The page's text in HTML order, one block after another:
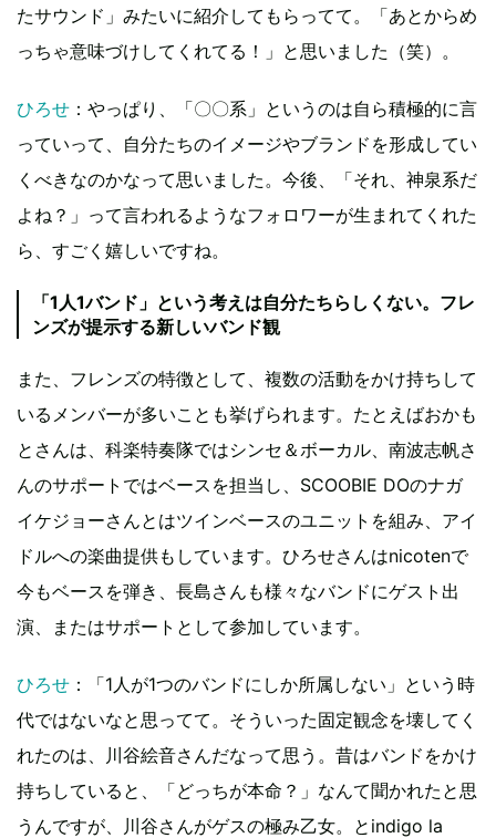
たサウンド」みたいに紹介してもらってて。「あとからめ
っちゃ意味づけしてくれてる！」と思いました（笑）。
ひろせ ：やっぱり、「〇〇系」というのは自ら積極的に言
っていって、自分たちのイメージやブランドを形成してい
くべきなのかなって思いました。今後、「それ、神泉系だ
よね？」って言われるようなフォロワーが生まれてくれた
ら、すごく嬉しいですね。
「1人1バンド」という考えは自分たちらしくない。フレ
ンズが提示する新しいバンド観
また、フレンズの特徴として、複数の活動をかけ持ちして
いるメンバーが多いことも挙げられます。たとえばおかも
とさんは、科楽特奏隊ではシンセ＆ボーカル、南波志帆さ
んのサポートではベースを担当し、SCOOBIE DOのナガ
イケジョーさんとはツインベースのユニットを組み、アイ
ドルへの楽曲提供もしています。ひろせさんはnicotenで
今もベースを弾き、長島さんも様々なバンドにゲスト出
演、またはサポートとして参加しています。
ひろせ ：「1人が1つのバンドにしか所属しない」という時
代ではないなと思ってて。そういった固定観念を壊してく
れたのは、川谷絵音さんだなって思う。昔はバンドをかけ
持ちしていると、「どっちが本命？」なんて聞かれたと思
うんですが、川谷さんがゲスの極み乙女。とindigo la